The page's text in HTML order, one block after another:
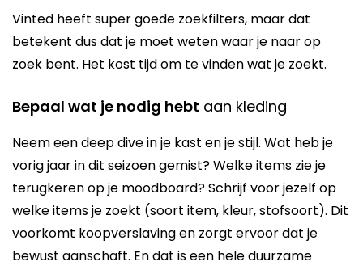
Vinted heeft super goede zoekfilters, maar dat
betekent dus dat je moet weten waar je naar op
zoek bent. Het kost tijd om te vinden wat je zoekt.
Bepaal wat je nodig hebt aan kleding
Neem een deep dive in je kast en je stijl. Wat heb je
vorig jaar in dit seizoen gemist? Welke items zie je
terugkeren op je moodboard? Schrijf voor jezelf op
welke items je zoekt (soort item, kleur, stofsoort). Dit
voorkomt koopverslaving en zorgt ervoor dat je
bewust aanschaft. En dat is een hele duurzame